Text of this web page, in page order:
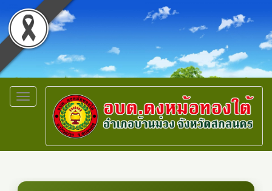
Toggle
navigation